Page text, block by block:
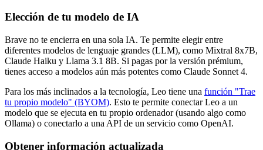
Elección de tu modelo de IA
Brave no te encierra en una sola IA. Te permite elegir entre
diferentes modelos de lenguaje grandes (LLM), como Mixtral 8x7B,
Claude Haiku y Llama 3.1 8B. Si pagas por la versión prémium,
tienes acceso a modelos aún más potentes como Claude Sonnet 4.
Para los más inclinados a la tecnología, Leo tiene una función "Trae
tu propio modelo" (BYOM). Esto te permite conectar Leo a un
modelo que se ejecuta en tu propio ordenador (usando algo como
Ollama) o conectarlo a una API de un servicio como OpenAI.
Obtener información actualizada